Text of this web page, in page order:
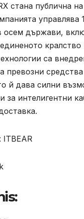
стана публична
управлява
осем държави,
са
превозни
й дава силни
за интелигентни
ITBEAR